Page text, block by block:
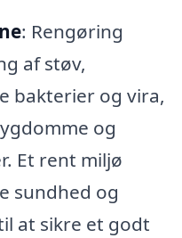
: Rengøring
af støv,
bakterier og vira,
og
Et rent miljø
sundhed og
at sikre et godt